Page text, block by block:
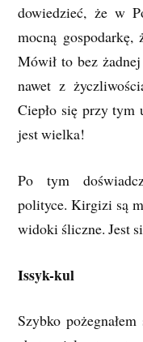
dowiedzieć, że w
mocną gospodarkę,
Mówił to bez
nawet z
Ciepło się przy tym
jest wielka!
Po tym
polityce. Kirgizi są
widoki śliczne. Jest
Issyk-kul
Szybko